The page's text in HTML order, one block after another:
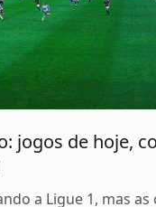
jogos de hoje,
a Ligue 1, mas